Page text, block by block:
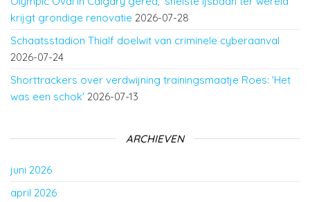
krijgt grondige renovatie 2026-07-28
Schaatsstadion Thialf doelwit van criminele cyberaanval
2026-07-24
Shorttrackers over verdwijning trainingsmaatje Roes: 'Het
was een schok' 2026-07-13
ARCHIEVEN
juni 2026
april 2026